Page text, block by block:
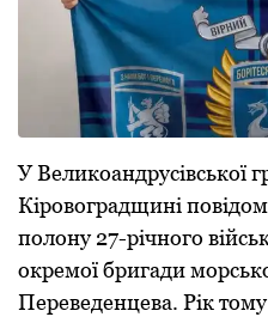
У Великоандрусівської
Кіровоградщині
полону 27-річного
окремої бригади
Переведенцева. Рік